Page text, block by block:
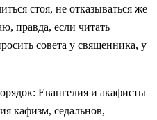
стоя, не отказываться же
правда, если читать
совета у священника, у
Евангелия и акафисты
кафизм, седальнов,